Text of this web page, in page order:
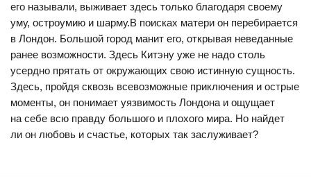
его называли, выживает здесь только благодаря своему
уму, остроумию и шарму.В поисках матери он перебирается
в Лондон. Большой город манит его, открывая неведанные
ранее возможности. Здесь Китэну уже не надо столь
усердно прятать от окружающих свою истинную сущность.
Здесь, пройдя сквозь всевозможные приключения и острые
моменты, он понимает уязвимость Лондона и ощущает
на себе всю правду большого и плохого мира. Но найдет
ли он любовь и счастье, которых так заслуживает?